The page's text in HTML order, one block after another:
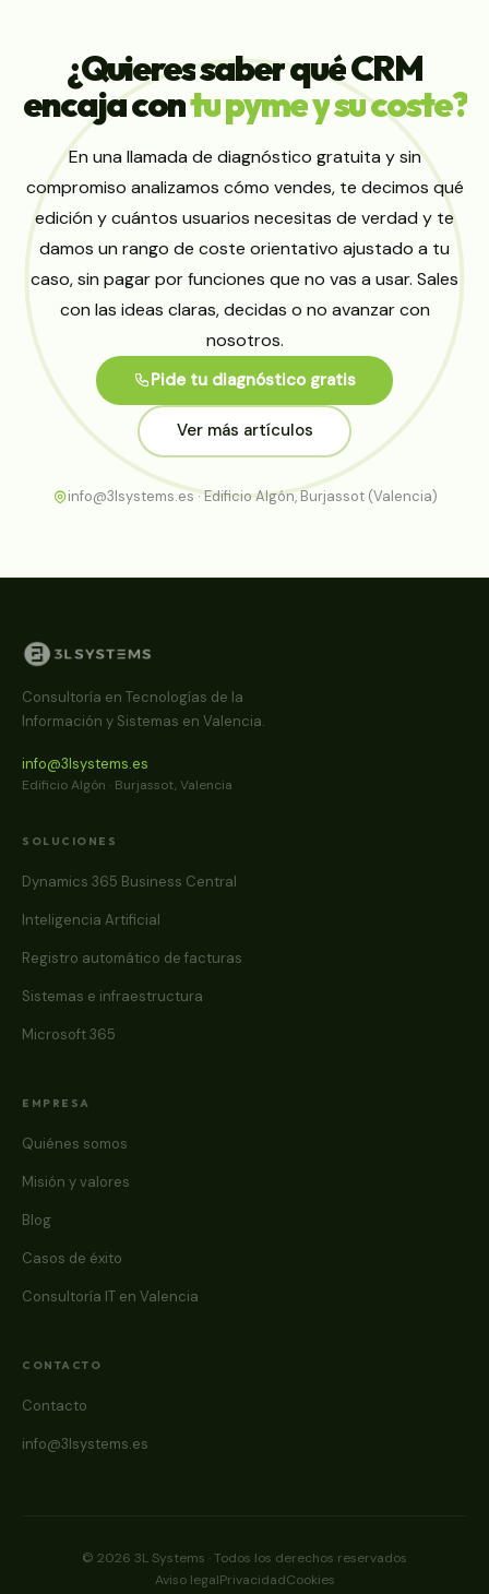
¿QuieressaberquéCRM
encajacontupymeysucoste?
En una llamada de diagnóstico gratuita y sin
compromiso analizamos cómo vendes, te decimos qué
edición y cuántos usuarios necesitas de verdad y te
damos un rango de coste orientativo ajustado a tu
caso, sin pagar por funciones que no vas a usar. Sales
con las ideas claras, decidas o no avanzar con
nosotros.
Pide tu diagnóstico gratis
Ver más artículos
info@3lsystems.es · Edificio Algón, Burjassot (Valencia)
Consultoría en Tecnologías de la
Información y Sistemas en Valencia.
info@3lsystems.es
Edificio Algón · Burjassot, Valencia
SOLUCIONES
Dynamics 365 Business Central
Inteligencia Artificial
Registro automático de facturas
Sistemas e infraestructura
Microsoft 365
EMPRESA
Quiénes somos
Misión y valores
Blog
Casos de éxito
Consultoría IT en Valencia
CONTACTO
Contacto
info@3lsystems.es
© 2026 3L Systems · Todos los derechos reservados
Aviso legalPrivacidadCookies